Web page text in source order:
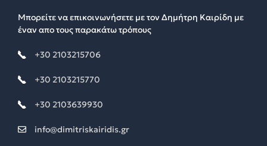
Μπορείτε να επικοινωνήσετε με τον Δημήτρη Καιρίδη με
έναν απο τους παρακάτω τρόπους
+30 2103215706
+30 2103215770
+30 2103639930
info@dimitriskairidis.gr